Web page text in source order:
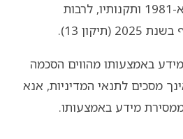
הגנת הפרטיות, התשמ"א-1981 ותקנותיו, לרבות
13).
באמצעותו מהווים הסכמה
מסכים לתנאי המדיניות, אנא
מידע באמצעותו.